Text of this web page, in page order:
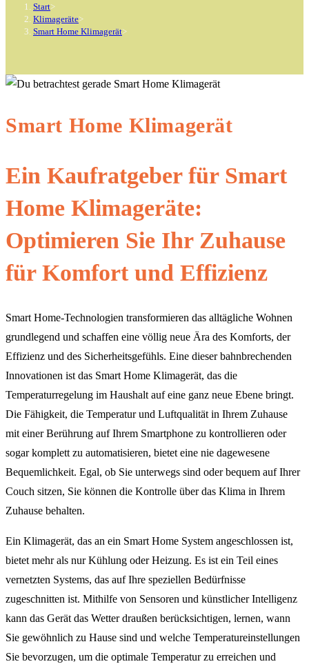
Start>
Klimageräte>
Smart Home Klimagerät>
Smart Home Klimagerät
Ein Kaufratgeber für Smart
Home Klimageräte:
Optimieren Sie Ihr Zuhause
für Komfort und Effizienz
Smart Home-Technologien transformieren das alltägliche Wohnen
grundlegend und schaffen eine völlig neue Ära des Komforts, der
Effizienz und des Sicherheitsgefühls. Eine dieser bahnbrechenden
Innovationen ist das Smart Home Klimagerät, das die
Temperaturregelung im Haushalt auf eine ganz neue Ebene bringt.
Die Fähigkeit, die Temperatur und Luftqualität in Ihrem Zuhause
mit einer Berührung auf Ihrem Smartphone zu kontrollieren oder
sogar komplett zu automatisieren, bietet eine nie dagewesene
Bequemlichkeit. Egal, ob Sie unterwegs sind oder bequem auf Ihrer
Couch sitzen, Sie können die Kontrolle über das Klima in Ihrem
Zuhause behalten.
Ein Klimagerät, das an ein Smart Home System angeschlossen ist,
bietet mehr als nur Kühlung oder Heizung. Es ist ein Teil eines
vernetzten Systems, das auf Ihre speziellen Bedürfnisse
zugeschnitten ist. Mithilfe von Sensoren und künstlicher Intelligenz
kann das Gerät das Wetter draußen berücksichtigen, lernen, wann
Sie gewöhnlich zu Hause sind und welche Temperatureinstellungen
Sie bevorzugen, um die optimale Temperatur zu erreichen und